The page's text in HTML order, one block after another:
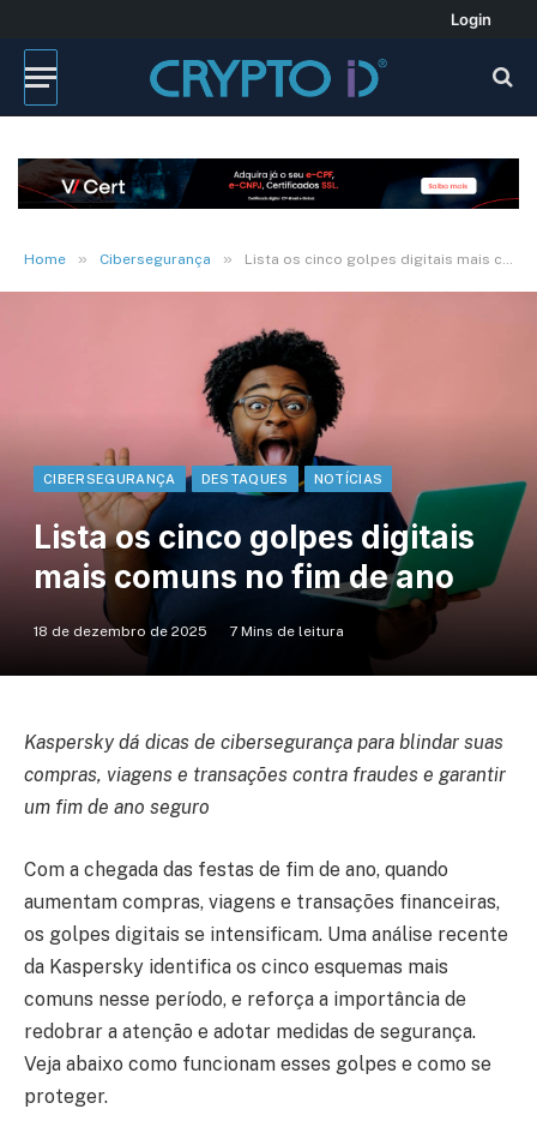
Login
Home » Cibersegurança » Lista os cinco golpes digitais mais comuns no fim de ano
CIBERSEGURANÇA DESTAQUES NOTÍCIAS
Lista os cinco golpes digitais
mais comuns no fim de ano
18 de dezembro de 2025 7 Mins de leitura
Kaspersky dá dicas de cibersegurança para blindar suas
compras, viagens e transações contra fraudes e garantir
um fim de ano seguro
Com a chegada das festas de fim de ano, quando
aumentam compras, viagens e transações financeiras,
os golpes digitais se intensificam. Uma análise recente
da Kaspersky identifica os cinco esquemas mais
comuns nesse período, e reforça a importância de
redobrar a atenção e adotar medidas de segurança.
Veja abaixo como funcionam esses golpes e como se
proteger.